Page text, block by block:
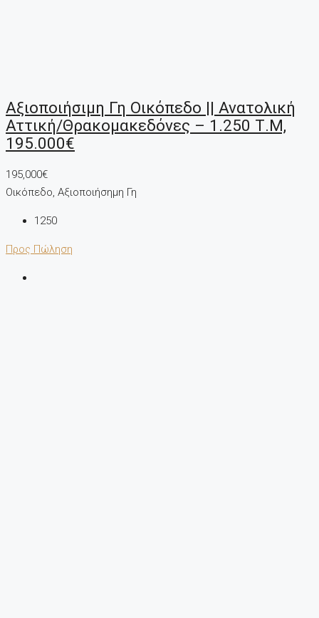
Αξιοποιήσιμη Γη Οικόπεδο || Ανατολική
Αττική/Θρακομακεδόνες – 1.250 Τ.μ,
195.000€
195,000€
Οικόπεδο, Αξιοποιήσημη Γη
1250
Προς Πώληση